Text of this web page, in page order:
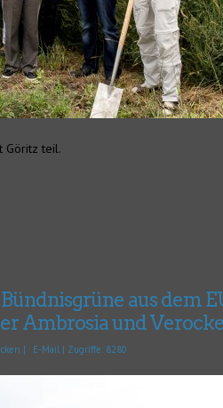
Göritz teil.
aus dem
Ambrosia und
| E-Mail | Zugriffe: 8280